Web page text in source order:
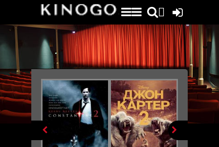
File engine/metagen.php not found.
 